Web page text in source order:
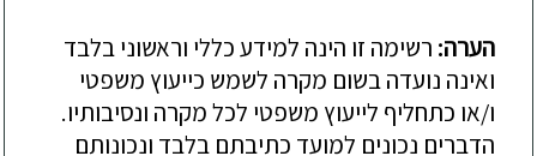
הערה: רשימה זו הינה למידע כללי וראשוני בלבד
ואינה נועדה בשום מקרה לשמש כייעוץ משפטי
ו/או כתחליף לייעוץ משפטי לכל מקרה ונסיבותיו.
הדברים נכונים למועד כתיבתם בלבד ונכונותם